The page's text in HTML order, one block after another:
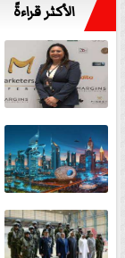
الأكثر قراءةً